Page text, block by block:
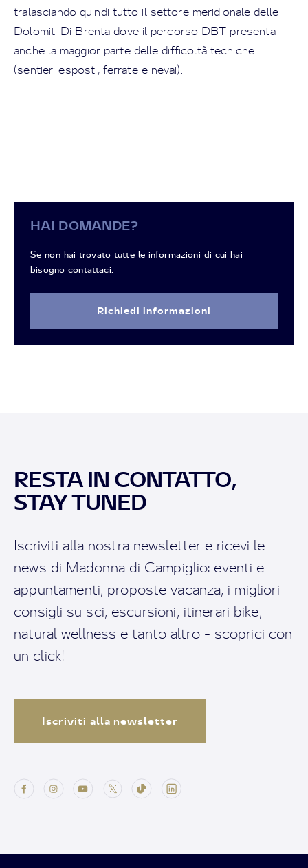
tralasciando quindi tutto il settore meridionale delle
Dolomiti Di Brenta dove il percorso DBT presenta
anche la maggior parte delle difficoltà tecniche
(sentieri esposti, ferrate e nevai).
HAI DOMANDE?
Se non hai trovato tutte le informazioni di cui hai
bisogno contattaci.
Richiedi informazioni
RESTA IN CONTATTO,
STAY TUNED
Iscriviti alla nostra newsletter e ricevi le
news di Madonna di Campiglio: eventi e
appuntamenti, proposte vacanza, i migliori
consigli su sci, escursioni, itinerari bike,
natural wellness e tanto altro - scoprici con
un click!
Iscriviti alla newsletter